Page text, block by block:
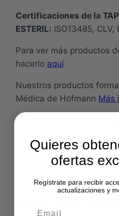
Certificaciones de la
ESTERIL: ISO13485, CLV,
Para ver más productos
hacerlo aquí
Nuestros productos
Médica de Hofmann Más
Medidas Según Formato
Quieres
ofertas
Regístrate para recibir
actualizaciones y